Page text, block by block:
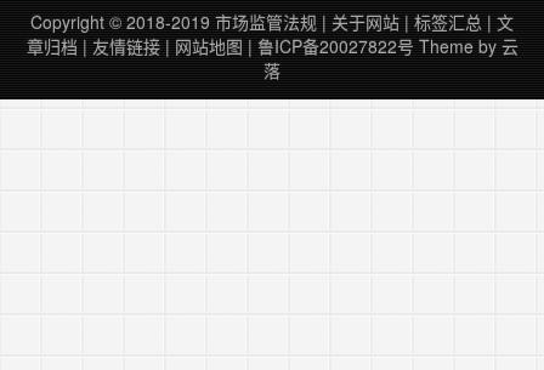
Copyright © 2018-2019 市场监管法规 | 关于网站 | 标签汇总 | 文
章归档 | 友情链接| 网站地图 | 鲁ICP备20027822号 Theme by 云
落